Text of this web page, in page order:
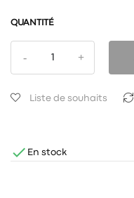
QUANTITÉ
Liste de souhaits
 En stock